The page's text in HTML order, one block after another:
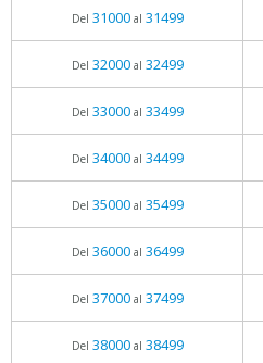
Del 31000al 31499
Del 32000al 32499
Del 33000al 33499
Del 34000al 34499
Del 35000al 35499
Del 36000al 36499
Del 37000al 37499
Del 38000al 38499